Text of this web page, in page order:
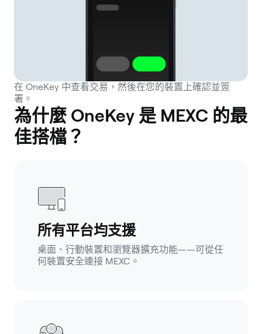
在 OneKey 中查看交易，然後在您的裝置上確認並簽
署。
為什麼 OneKey 是 MEXC 的最
佳搭檔？
所有平台均支援
桌面、行動裝置和瀏覽器擴充功能——可從任
何裝置安全連接 MEXC。